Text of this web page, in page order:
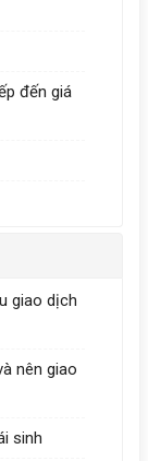
đến giá
giao dịch
nên giao
sinh